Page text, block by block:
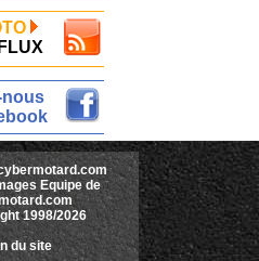
nous
Equipe de
1998/2026
du site